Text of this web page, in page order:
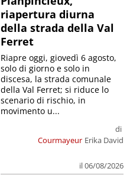
riapertura diurna
della strada della Val
Ferret
Courmayeur
di
Erika David
il 06/08/2026
Riapre oggi, giovedì 6 agosto,
solo di giorno e solo in
discesa, la strada comunale
della Val Ferret; si riduce lo
scenario di rischio, in
movimento u...